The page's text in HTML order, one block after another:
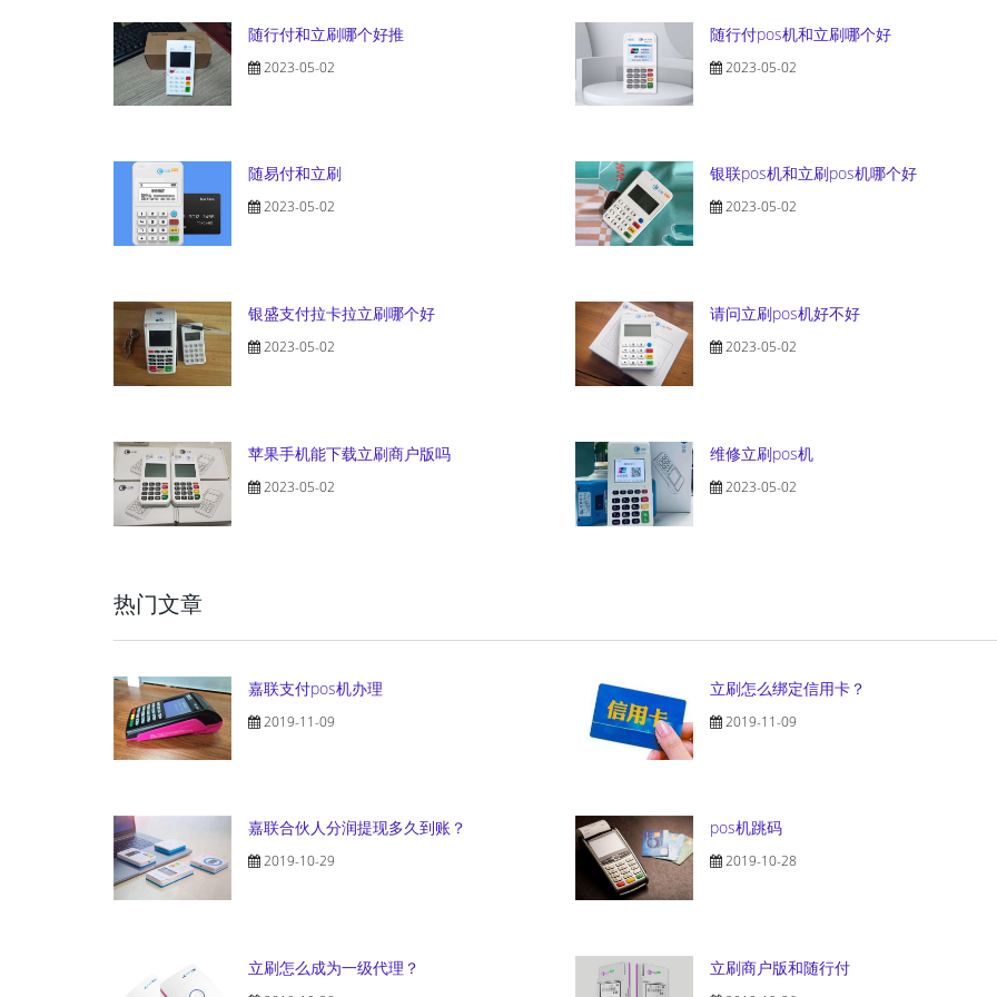
随行付和立刷哪个好推
2023-05-02
随行付pos机和立刷哪个好
2023-05-02
随易付和立刷
2023-05-02
银联pos机和立刷pos机哪个好
2023-05-02
银盛支付拉卡拉立刷哪个好
2023-05-02
请问立刷pos机好不好
2023-05-02
苹果手机能下载立刷商户版吗
2023-05-02
维修立刷pos机
2023-05-02
热门文章
嘉联支付pos机办理
2019-11-09
立刷怎么绑定信用卡？
2019-11-09
嘉联合伙人分润提现多久到账？
2019-10-29
pos机跳码
2019-10-28
立刷怎么成为一级代理？ 立刷商户版和随行付